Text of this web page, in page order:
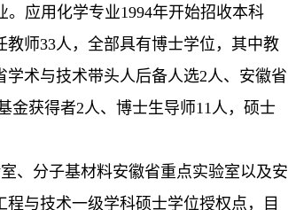
应用化学专业1994年开始招收本科
师33人，全部具有博士学位，其中教
术与技术带头人后备人选2人、安徽省
金获得者2人、博士生导师11人，硕士
、分子基材料安徽省重点实验室以及安
与技术一级学科硕士学位授权点，目